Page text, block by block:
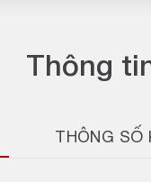
Thông
THÔNG SỐ